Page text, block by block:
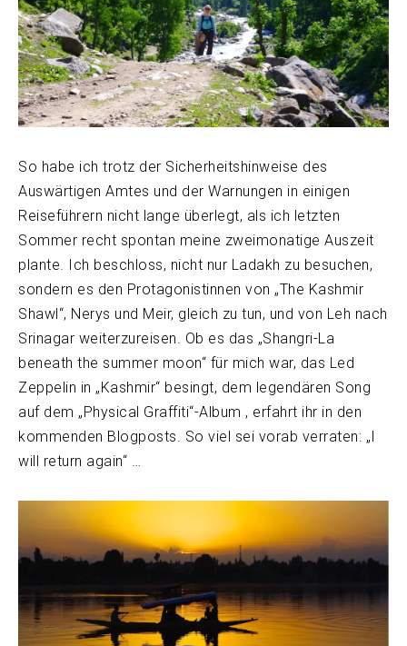
So habe ich trotz der Sicherheitshinweise des
Auswärtigen Amtes und der Warnungen in einigen
Reiseführern nicht lange überlegt, als ich letzten
Sommer recht spontan meine zweimonatige Auszeit
plante. Ich beschloss, nicht nur Ladakh zu besuchen,
sondern es den Protagonistinnen von „The Kashmir
Shawl“, Nerys und Meir, gleich zu tun, und von Leh nach
Srinagar weiterzureisen. Ob es das „Shangri-La
beneath the summer moon“ für mich war, das Led
Zeppelin in „Kashmir“ besingt, dem legendären Song
auf dem „Physical Graffiti“-Album , erfahrt ihr in den
kommenden Blogposts. So viel sei vorab verraten: „I
will return again“ …